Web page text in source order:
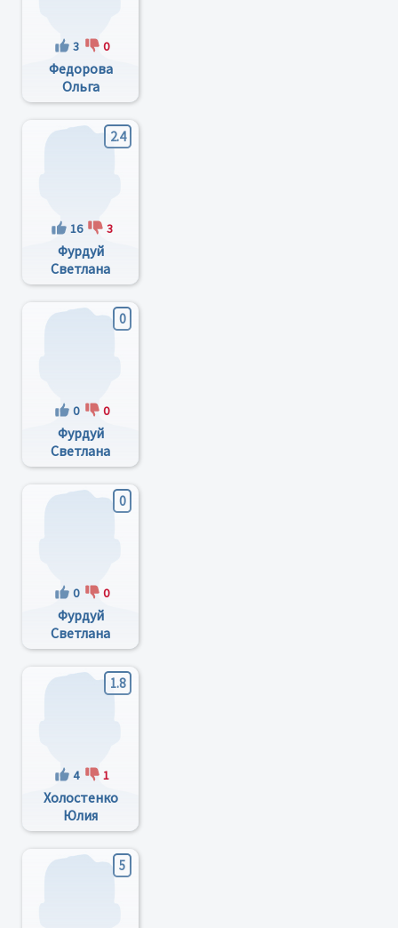
3 0
Федорова
Ольга
Васильевна
2.4
16 3
Фурдуй
Светлана
Борисовна
0
0 0
Фурдуй
Светлана
Борисовна
0
0 0
Фурдуй
Светлана
Ьорисовна
1.8
4 1
Холостенко
Юлия
Владимировна
5